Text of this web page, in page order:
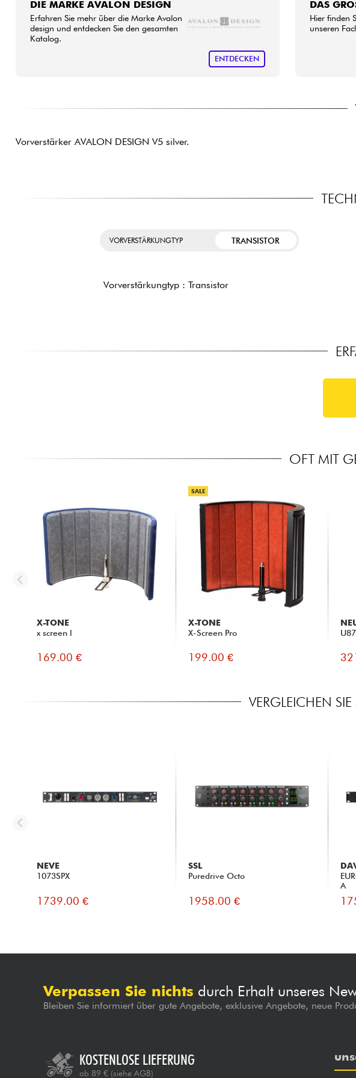
DIE MARKE AVALON DESIGN
Erfahren Sie mehr über die Marke Avalon
design und entdecken Sie den gesamten
Katalog.
ENTDECKEN
DAS
Hier finden
unseren
Vorverstärker AVALON DESIGN V5 silver.
VORVERSTÄRKUNGTYP TRANSISTOR
Vorverstärkungtyp : Transistor
OFT MIT
X-TONE
x screen l
169.00 €
SALE
X-TONE
X-Screen Pro
199.00 €
VERGLEICHEN
NEVE
1073SPX
1739.00 €
SSL
Puredrive Octo
1958.00 €
A
Verpassen Sie nichts durch Erhalt unseres
Bleiben Sie informiert über gute Angebote, exklusive Angebote, neue
KOSTENLOSE LIEFERUNG
ab 89 € (siehe AGB)